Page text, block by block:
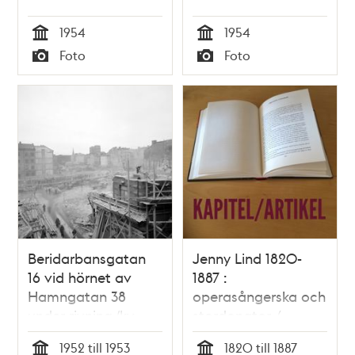
lastbil står på
Beridarbansgatan.
Till vänster ligger
Konstfackskolan vid
Kungstornen.
Tid
1954
Typ
Foto
Konstfackskolan vid
Mäster
Samuelsgatan 44.
T.v. kv. Sporren, t.h.
kv. Stigbygeln. Här
ligger nuvarande
Sergelgatan 1 och 2
norrut från Sergels
Torg.
Tid
1954
Typ
Foto
Beridarbansgatan
16 vid hörnet av
Hamngatan 38
under rivning (kv.
Hoven).
1952 till 1953
Jenny Lind 1820-
1887 :
operasångerska och
stordonator /
Magnus Ullman
1820 till 1887